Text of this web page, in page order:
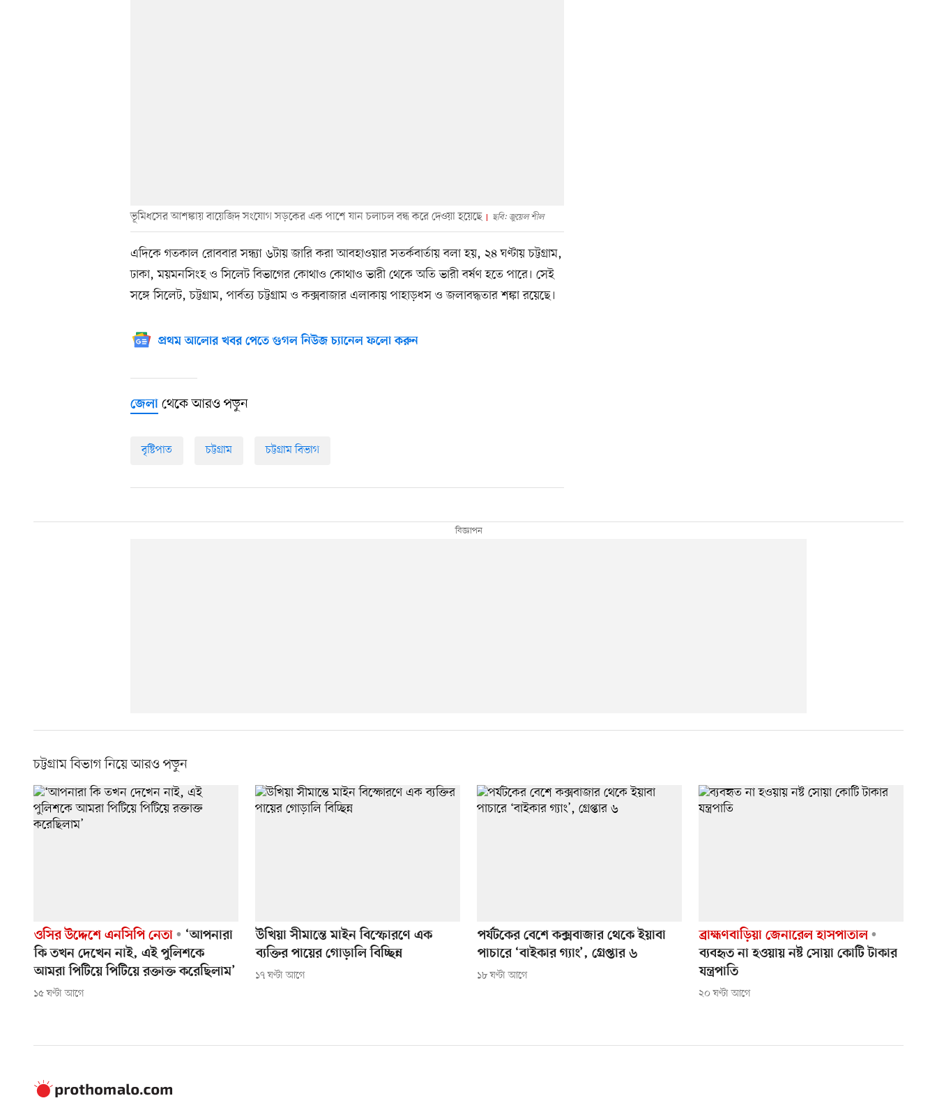
ভূমিধসের আশঙ্কায় বায়েজিদ সংযোগ সড়কের এক পাশে যান চলাচল বন্ধ করে দেওয়া হয়েছে ছবি: জুয়েল শীল
এদিকে গতকাল রোববার সন্ধ্যা ৬টায় জারি করা আবহাওয়ার সতর্কবার্তায় বলা হয়, ২৪ ঘণ্টায় চট্টগ্রাম,
ঢাকা, ময়মনসিংহ ও সিলেট বিভাগের কোথাও কোথাও ভারী থেকে অতি ভারী বর্ষণ হতে পারে। সেই
সঙ্গে সিলেট, চট্টগ্রাম, পার্বত্য চট্টগ্রাম ও কক্সবাজার এলাকায় পাহাড়ধস ও জলাবদ্ধতার শঙ্কা রয়েছে।
প্রথম আলোর খবর পেতে গুগল নিউজ চ্যানেল ফলো করুন
জেলা থেকে আরও পড়ুন
বৃষ্টিপাত চট্টগ্রাম চট্টগ্রাম বিভাগ
চট্টগ্রাম বিভাগ নিয়ে আরও পড়ুন
ওসির উদ্দেশে এনসিপি নেতা
‘আপনারা
কি তখন দেখেন নাই, এই পুলিশকে
আমরা পিটিয়ে পিটিয়ে রক্তাক্ত করেছিলাম’
১৫ ঘণ্টা আগে
উখিয়া সীমান্তে মাইন বিস্ফোরণে এক
ব্যক্তির পায়ের গোড়ালি বিচ্ছিন্ন
১৭ ঘণ্টা আগে
পর্যটকের বেশে কক্সবাজার থেকে ইয়াবা
পাচারে ‘বাইকার গ্যাং’, গ্রেপ্তার ৬
১৮ ঘণ্টা আগে
ব্রাহ্মণবাড়িয়া জেনারেল হাসপাতাল
ব্যবহৃত না হওয়ায় নষ্ট সোয়া কোটি টাকার
যন্ত্রপাতি
২০ ঘণ্টা আগে